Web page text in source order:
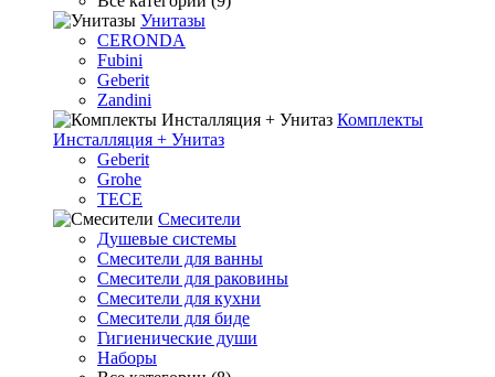
Унитазы
CERONDA
Fubini
Geberit
Zandini
Комплекты
Инсталляция + Унитаз
Geberit
Grohe
TECE
Смесители
Душевые системы
Смесители для ванны
Смесители для раковины
Смесители для кухни
Смесители для биде
Гигиенические души
Наборы